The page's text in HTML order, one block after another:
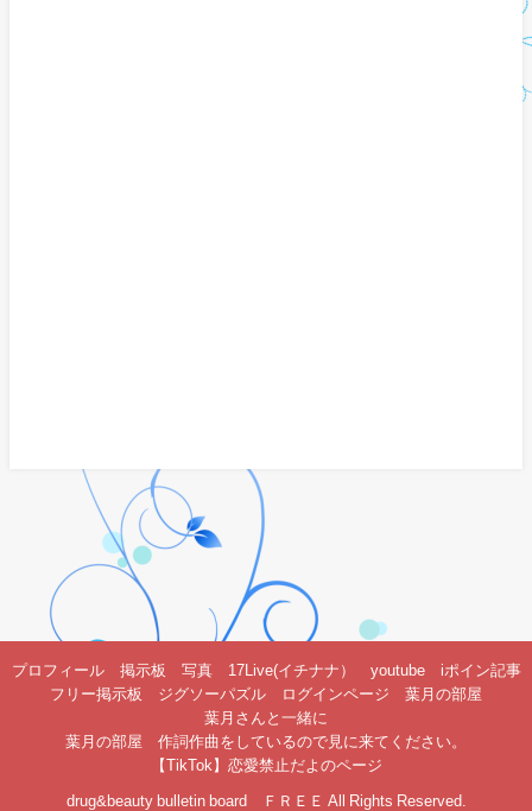
プロフィール 掲示板 写真 17Live(イチナナ） youtube
iポイン記事
フリー掲示板
ジグソーパズル ログインページ
葉月の部屋
葉月さんと一緒に
葉月の部屋 作詞作曲をしているので見に来てください。
【TikTok】恋愛禁止だよのページ
drug&beauty bulletin board ＦＲＥＥ All Rights Reserved.